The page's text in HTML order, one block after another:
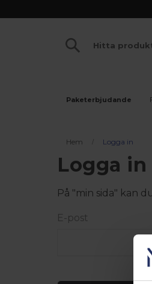
Paketerbjudande
Hem Logga in
Logga in
På "min sida" kan
E-post